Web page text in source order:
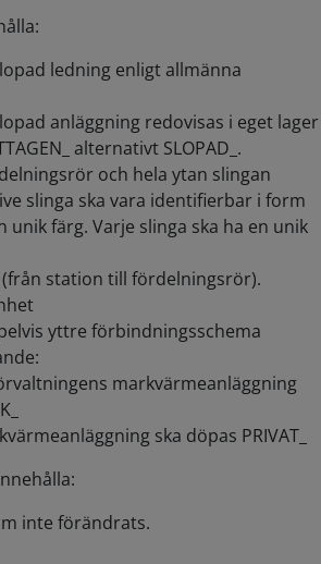
ledning enligt allmänna
anläggning redovisas i eget lager
alternativt SLOPAD_.
och hela ytan slingan
slinga ska vara identifierbar i form
unik färg. Varje slinga ska ha en unik
station till fördelningsrör).
yttre förbindningsschema
markvärmeanläggning
ska döpas PRIVAT_
inte förändrats.